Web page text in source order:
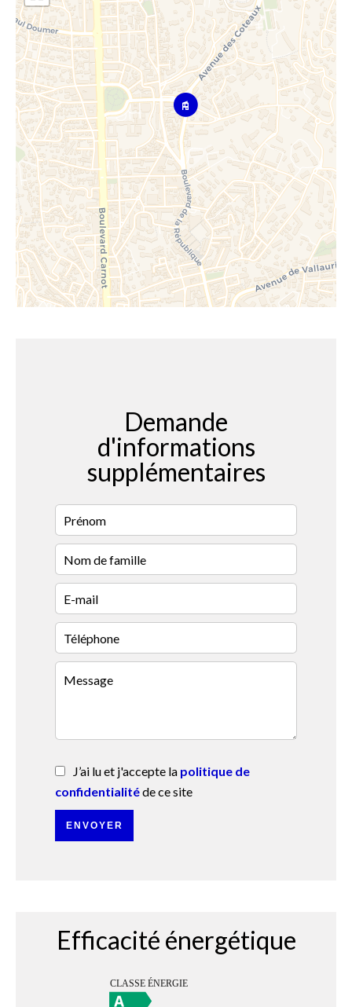
Demande
d'informations
supplémentaires
J’ai lu et j'accepte la politique de
confidentialitéde ce site
ENVOYER
Efficacité énergétique